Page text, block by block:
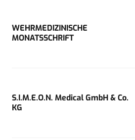
WEHRMEDIZINISCHE
MONATSSCHRIFT
S.I.M.E.O.N. Medical GmbH & Co.
KG